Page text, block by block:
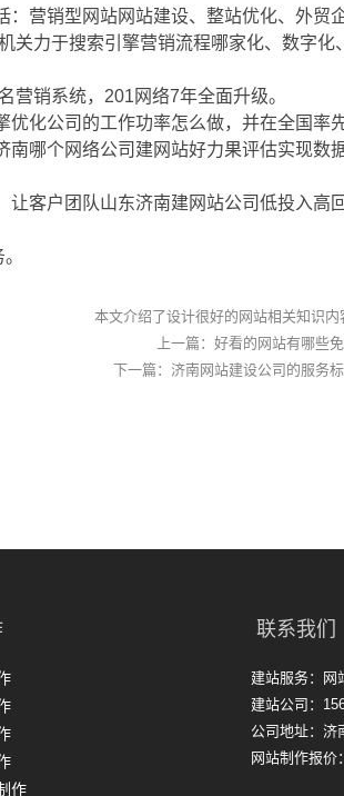
：营销型网站网站建设、整站优化、外贸
力于搜索引擎营销流程哪家化、数字化、
营销系统，201网络7年全面升级。
优化公司的工作功率怎么做，并在全国率
南哪个网络公司建网站好力果评估实现数
客户团队山东济南建网站公司低投入高回
本文介绍了设计很好的网站相关知识内
上一篇： 好看的网站有哪些
下一篇： 济南网站建设公司的服务
作
联系我们
建站服务：网
建站公司：
公司地址：济
网站制作报价：